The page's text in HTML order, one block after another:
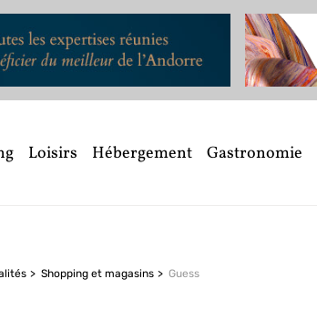
Loisirs Hébergement Gastronomie
Shopping et magasins Guess